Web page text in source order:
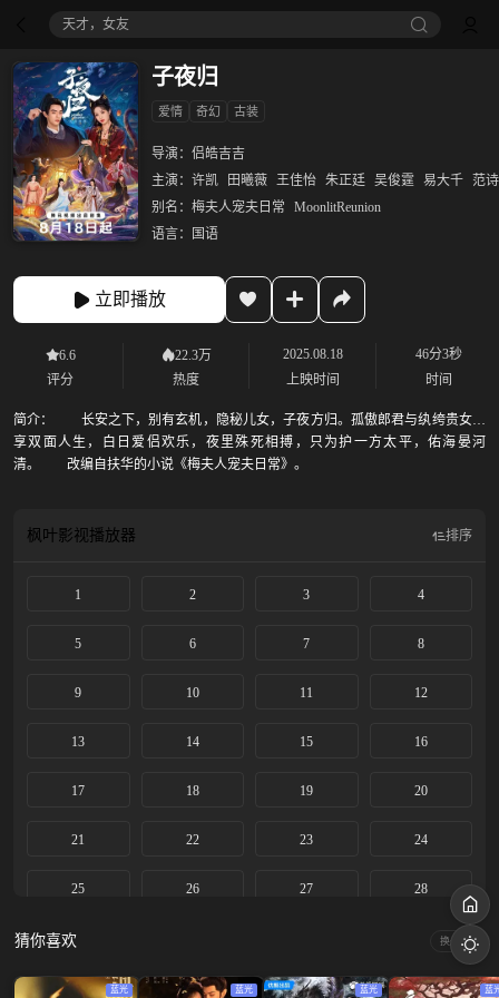
天才，女友
子夜归
爱情 奇幻 古装
导演： 侣皓吉吉
主演： 许凯 田曦薇 王佳怡 朱正廷 吴俊霆 易大千
范
别名： 梅夫人宠夫日常
MoonlitReunion
语言：
国语
立即播放
6.6
评分
22.3万
热度
2025.08.18
上映时间
46分3秒
时间
简介：
长安之下，别有玄机，隐秘儿女，子夜方归。孤傲郎君与纨绔贵女纵
享双面人生，白日爱侣欢乐，夜里殊死相搏，只为护一方太平，佑海晏河
清。 改编自扶华的小说《梅夫人宠夫日常》。
枫叶影视播放器 排序
1 2 3 4
5 6 7 8
9 10 11 12
13 14 15 16
17 18 19 20
21 22 23 24
25 26 27 28
29
33 34 35 36
猜你喜欢 换一换
蓝光 蓝光 蓝光 蓝